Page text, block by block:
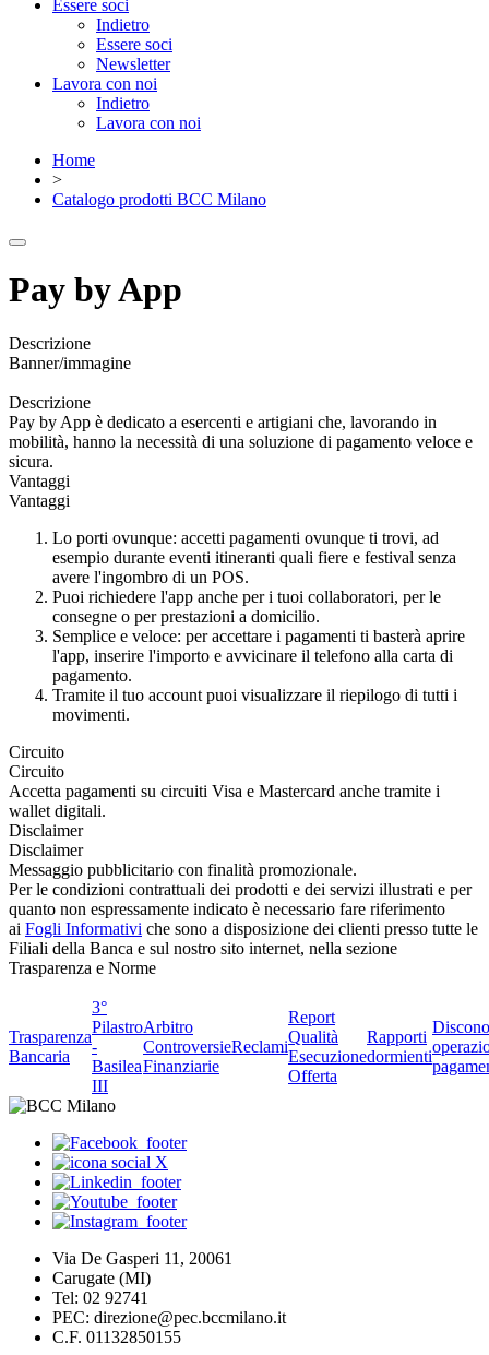
Essere soci
Indietro
Essere soci
Newsletter
Lavora con noi
Indietro
Lavora con noi
Home
>
Catalogo prodotti BCC Milano
Pay by App
Descrizione
Banner/immagine
Descrizione
Pay by App è dedicato a esercenti e artigiani che, lavorando in
mobilità, hanno la necessità di una soluzione di pagamento veloce e
sicura.
Vantaggi
Vantaggi
Lo porti ovunque: accetti pagamenti ovunque ti trovi, ad
esempio durante eventi itineranti quali fiere e festival senza
avere l'ingombro di un POS.
Puoi richiedere l'app anche per i tuoi collaboratori, per le
consegne o per prestazioni a domicilio.
Semplice e veloce: per accettare i pagamenti ti basterà aprire
l'app, inserire l'importo e avvicinare il telefono alla carta di
pagamento.
Tramite il tuo account puoi visualizzare il riepilogo di tutti i
movimenti.
Circuito
Circuito
Accetta pagamenti su circuiti Visa e Mastercard anche tramite i
wallet digitali.
Disclaimer
Disclaimer
Messaggio pubblicitario con finalità promozionale.
Per le condizioni contrattuali dei prodotti e dei servizi illustrati e per
quanto non espressamente indicato è necessario fare riferimento
ai Fogli Informativi che sono a disposizione dei clienti presso tutte le
Filiali della Banca e sul nostro sito internet, nella sezione
Trasparenza e Norme
Trasparenza
Bancaria
3°
Pilastro
-
Basilea
III
Arbitro
Controversie
Finanziarie
Reclami
Report
Qualità
Esecuzione
Offerta
Rapporti
dormienti
Via De Gasperi 11, 20061
Carugate (MI)
Tel: 02 92741
PEC: direzione@pec.bccmilano.it
C.F. 01132850155